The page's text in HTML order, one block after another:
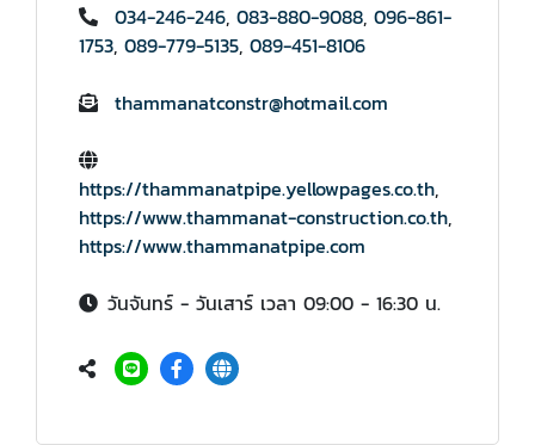
034-246-246, 083-880-9088, 096-861-
1753, 089-779-5135, 089-451-8106
thammanatconstr@hotmail.com
https://thammanatpipe.yellowpages.co.th,
https://www.thammanat-construction.co.th,
https://www.thammanatpipe.com
วันจันทร์ - วันเสาร์​ เวลา 09:00 - 16:30 น.